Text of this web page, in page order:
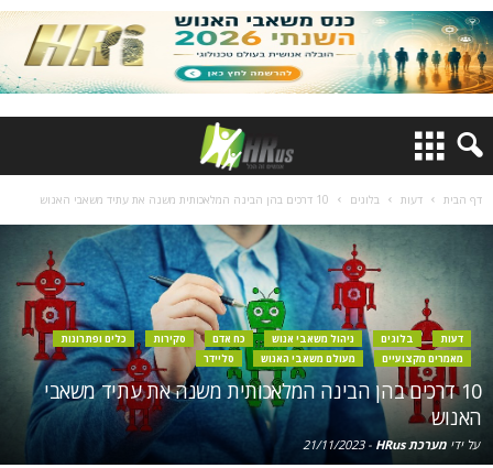
דף הבית דעות בלוגים 10 דרכים בהן הבינה המלאכותית משנה את עתיד משאבי האנוש
דעות בלוגים ניהול משאבי אנוש כח אדם סקירות
כלים ופתרונות
מאמרים מקצועיים
מעולם משאבי האנוש סליידר
10 דרכים בהן הבינה המלאכותית משנה את עתיד משאבי
האנוש
על ידי מערכת HRus -
21/11/2023